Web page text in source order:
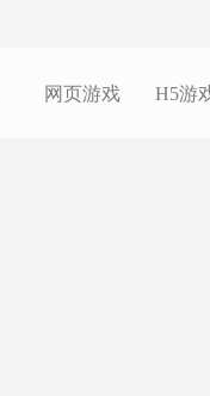
网页游戏 H5游